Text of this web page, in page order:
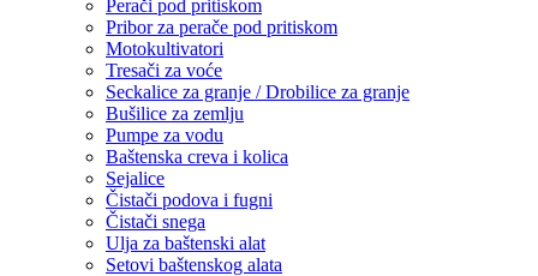
Perači pod pritiskom
Pribor za perače pod pritiskom
Motokultivatori
Tresači za voće
Seckalice za granje / Drobilice za granje
Bušilice za zemlju
Pumpe za vodu
Baštenska creva i kolica
Sejalice
Čistači podova i fugni
Čistači snega
Ulja za baštenski alat
Setovi baštenskog alata